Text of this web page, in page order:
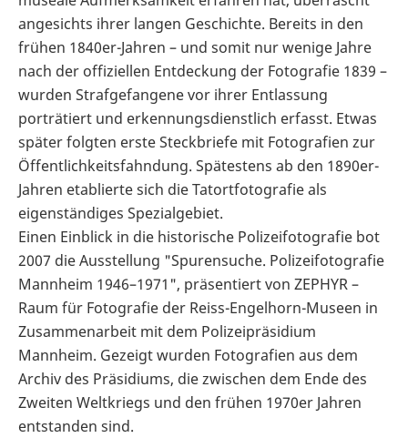
angesichts ihrer langen Geschichte. Bereits in den
frühen 1840er-Jahren – und somit nur wenige Jahre
nach der offiziellen Entdeckung der Fotografie 1839 –
wurden Strafgefangene vor ihrer Entlassung
porträtiert und erkennungsdienstlich erfasst. Etwas
später folgten erste Steckbriefe mit Fotografien zur
Öffentlichkeitsfahndung. Spätestens ab den 1890er-
Jahren etablierte sich die Tatortfotografie als
eigenständiges Spezialgebiet.
Einen Einblick in die historische Polizeifotografie bot
2007 die Ausstellung "Spurensuche. Polizeifotografie
Mannheim 1946–1971", präsentiert von ZEPHYR –
Raum für Fotografie der Reiss-Engelhorn-Museen in
Zusammenarbeit mit dem Polizeipräsidium
Mannheim. Gezeigt wurden Fotografien aus dem
Archiv des Präsidiums, die zwischen dem Ende des
Zweiten Weltkriegs und den frühen 1970er Jahren
entstanden sind.